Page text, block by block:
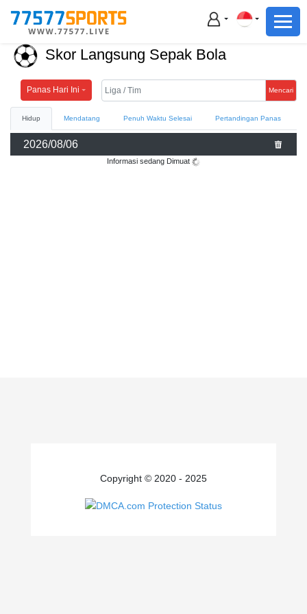
Sepak bola
Bola basket
LIVE
Berita olahraga
Sepak bola Bola basket
Skor Langsung Sepak Bola
Panas Hari Ini Mencari
Hidup Mendatang Penuh Waktu Selesai Pertandingan Panas
2026/08/06
Informasi sedang Dimuat
Copyright © 2020 - 2025